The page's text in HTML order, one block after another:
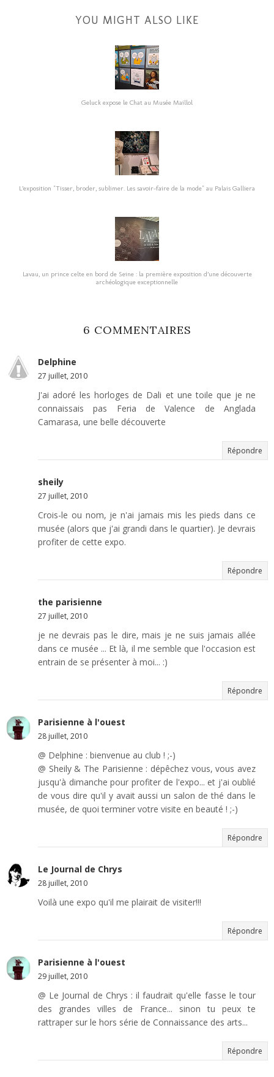
YOU MIGHT ALSO LIKE
Geluck expose le Chat au Musée Maillol
L’exposition "Tisser, broder, sublimer. Les savoir-faire de la mode" au Palais Galliera
Lavau, un prince celte en bord de Seine : la première exposition d’une découverte
archéologique exceptionnelle
6 COMMENTAIRES
Delphine
27 juillet, 2010
J'ai adoré les horloges de Dali et une toile que je ne
connaissais pas Feria de Valence de Anglada
Camarasa, une belle découverte
Répondre
sheily
27 juillet, 2010
Crois-le ou nom, je n'ai jamais mis les pieds dans ce
musée (alors que j'ai grandi dans le quartier). Je devrais
profiter de cette expo.
Répondre
the parisienne
27 juillet, 2010
je ne devrais pas le dire, mais je ne suis jamais allée
dans ce musée ... Et là, il me semble que l'occasion est
entrain de se présenter à moi... :)
Répondre
Parisienne à l'ouest
28 juillet, 2010
@ Delphine : bienvenue au club ! ;-)
@ Sheily & The Parisienne : dépêchez vous, vous avez
jusqu'à dimanche pour profiter de l'expo... et j'ai oublié
de vous dire qu'il y avait aussi un salon de thé dans le
musée, de quoi terminer votre visite en beauté ! ;-)
Répondre
Le Journal de Chrys
28 juillet, 2010
Voilà une expo qu'il me plairait de visiter!!!
Répondre
Parisienne à l'ouest
29 juillet, 2010
@ Le Journal de Chrys : il faudrait qu'elle fasse le tour
des grandes villes de France... sinon tu peux te
rattraper sur le hors série de Connaissance des arts...
Répondre